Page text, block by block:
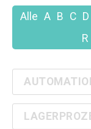
Alle A B C D
R